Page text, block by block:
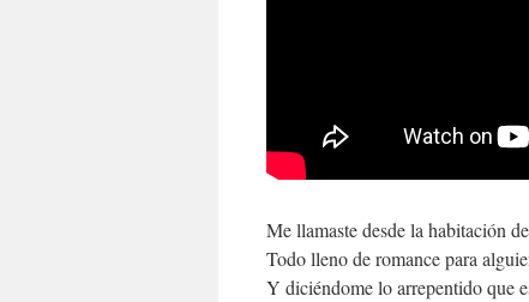
Me llamaste desde la habitación
Todo lleno de romance para
Y diciéndome lo arrepentido que